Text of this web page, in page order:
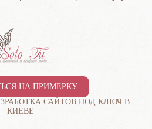
НА ПРИМЕРКУ
САЙТОВ ПОД КЛЮЧ В
КИЕВЕ